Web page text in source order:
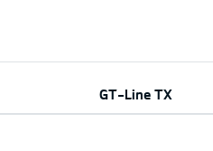
GT-Line TX